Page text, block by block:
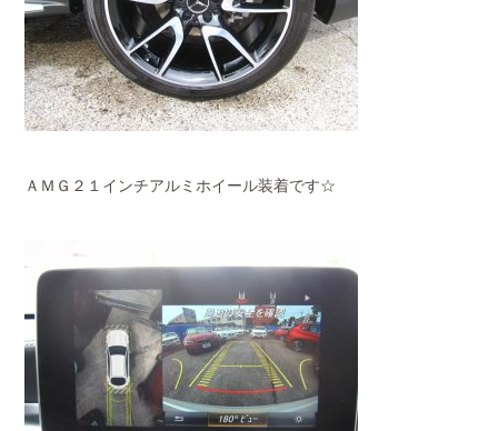
ＡＭＧ２１インチアルミホイール装着です☆